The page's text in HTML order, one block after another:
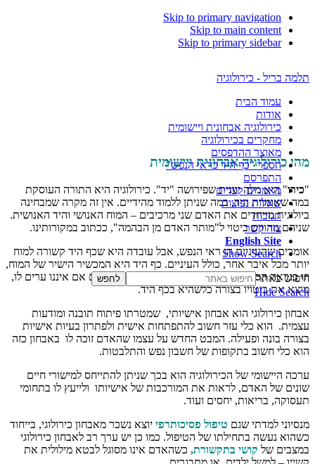
Skip to primary navigation
Skip to main content
Skip to primary sidebar
תלמה בריל - כירולוגיה
עמוד הבית
אודות
כירולוגיה אבחונית ויישומית
מחקרים בכירולוגיה
מאוצר ההדפסים
הספר "כף היד כראי הנפש"
התפרסם
מאמרים קצרים
שאלות נפוצות
תגובות
צור קשר
English Site
Show Search
חיפוש באתר
Hide Search
מהי כירולוגיה אבחונית ויישומית
"כירו" היא מלה יוונית שפירושה "יד". כירולוגיה היא התורה העוסקת
במה שאומרת היד, במה שניתן ללמוד מהידיים. אין זה מקרה שמבחינה
ביולוגית מייחדים את האדם שני מרכיבים – המוח האנושי והיד האנושית.
שניהם מהווים ביטוי ל"מותר האדם מן הבהמה", ככתוב במקורותינו.
אומרים שהעיניים הן ראי הנפש, אבל עובדה היא שכף היד קשורה למוח
יותר מכל איבר אחר, כולל העיניים. כף היד היא המכשיר הישיר של המוח,
וזו כנראה הסיבה לכך שכל דבר הנמצא בתודעתנו, גם אם איננו ערים לו,
מוצא את ביטויו בצורה כלשהיא בכף היד.
אבחון כירולוגי הוא אבחון אישיותי, שמטרתו פיתוח תובנה ומודעות
עצמית. הוא כלי עזר חשוב להתפתחות אישית ולפתרון בעיות אישיות
בצורה בונה ופעילה. המבט החדש על עצמו שהאדם זוכה לו באבחון כזה
הוא כלי חשוב בתקופות של חשבון נפש והתלבטות.
ערכה היישומי של הכירולוגיה הוא בכך שניתן להתייחס למישורי חיים
שונים של האדם, לראות את המורכבות של אישיותו ולייעץ לו בתחומי
תעסוקה, בריאות, יחסים ועוד.
מנסיוני למדתי שגם טיפול פסיכותרפי יוצא נשכר מאבחון כירולוגי, בייחוד
כשהוא נעשה בתחילתו של הטיפול. כמו כן יש ערך רב לאבחון כירולוגי
במצבים של קושי בתקשורת, כשהאדם אינו מסוגל לבטא מילולית את